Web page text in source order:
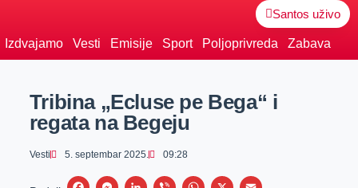
Santos uživo
Izdvajamo Vesti Emisije Sport Poljoprivreda Zabava
Tribina „Ecluse pe Bega“ i
regata na Begeju
Vesti 5. septembar 2025. 09:28